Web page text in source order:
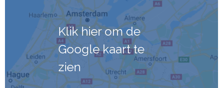
Klik hier om de
Google kaart te
zien